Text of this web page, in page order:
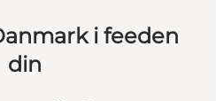
i feeden
din